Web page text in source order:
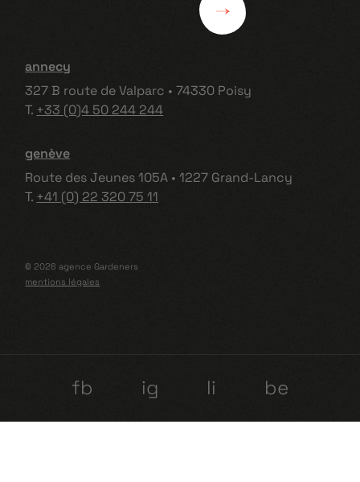
© 2026 agence Gardeners
mentions légales
annecy
327 B route de Valparc • 74330 Poisy
T. +33 (0)4 50 244 244
genève
Route des Jeunes 105A • 1227 Grand-Lancy
T. +41 (0) 22 320 75 11